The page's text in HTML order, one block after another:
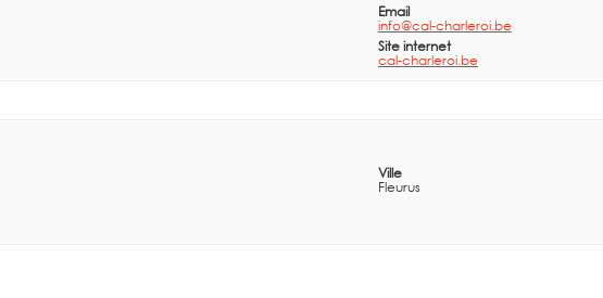
Email
info@cal-charleroi.be
Site internet
cal-charleroi.be
Ville
Fleurus